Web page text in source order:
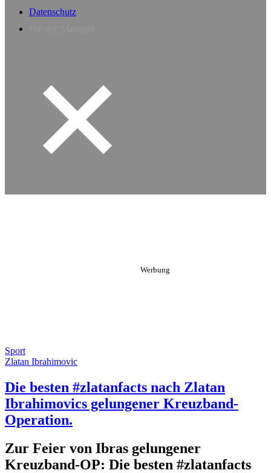
Datenschutz
Sport
Zlatan Ibrahimovic
Die besten #zlatanfacts nach Zlatan
Ibrahimovics gelungener Kreuzband-
Operation.
Zur Feier von Ibras gelungener
Kreuzband-OP: Die besten #zlatanfacts